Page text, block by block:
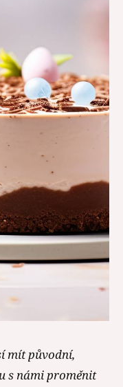
mít původní,
s námi proměnit